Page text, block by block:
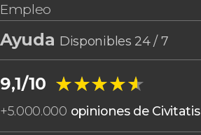
Empleo
Ayuda Disponibles 24 / 7
9,1/10 ★★★★★
★★★★★
+5.000.000 opiniones de Civitatis